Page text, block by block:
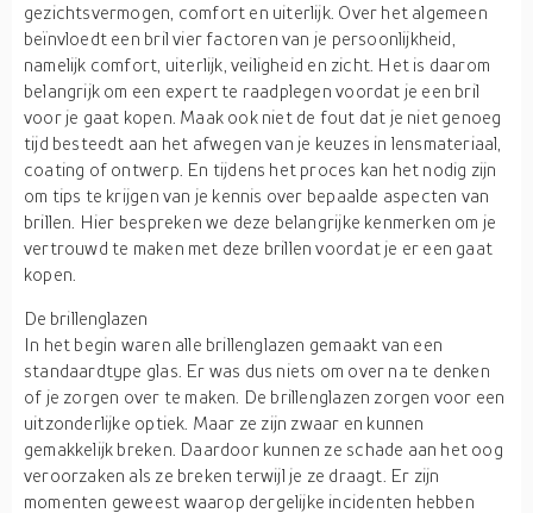
gezichtsvermogen, comfort en uiterlijk. Over het algemeen
beïnvloedt een bril vier factoren van je persoonlijkheid,
namelijk comfort, uiterlijk, veiligheid en zicht. Het is daarom
belangrijk om een expert te raadplegen voordat je een bril
voor je gaat kopen. Maak ook niet de fout dat je niet genoeg
tijd besteedt aan het afwegen van je keuzes in lensmateriaal,
coating of ontwerp. En tijdens het proces kan het nodig zijn
om tips te krijgen van je kennis over bepaalde aspecten van
brillen. Hier bespreken we deze belangrijke kenmerken om je
vertrouwd te maken met deze brillen voordat je er een gaat
kopen.
De brillenglazen
In het begin waren alle brillenglazen gemaakt van een
standaardtype glas. Er was dus niets om over na te denken
of je zorgen over te maken. De brillenglazen zorgen voor een
uitzonderlijke optiek. Maar ze zijn zwaar en kunnen
gemakkelijk breken. Daardoor kunnen ze schade aan het oog
veroorzaken als ze breken terwijl je ze draagt. Er zijn
momenten geweest waarop dergelijke incidenten hebben